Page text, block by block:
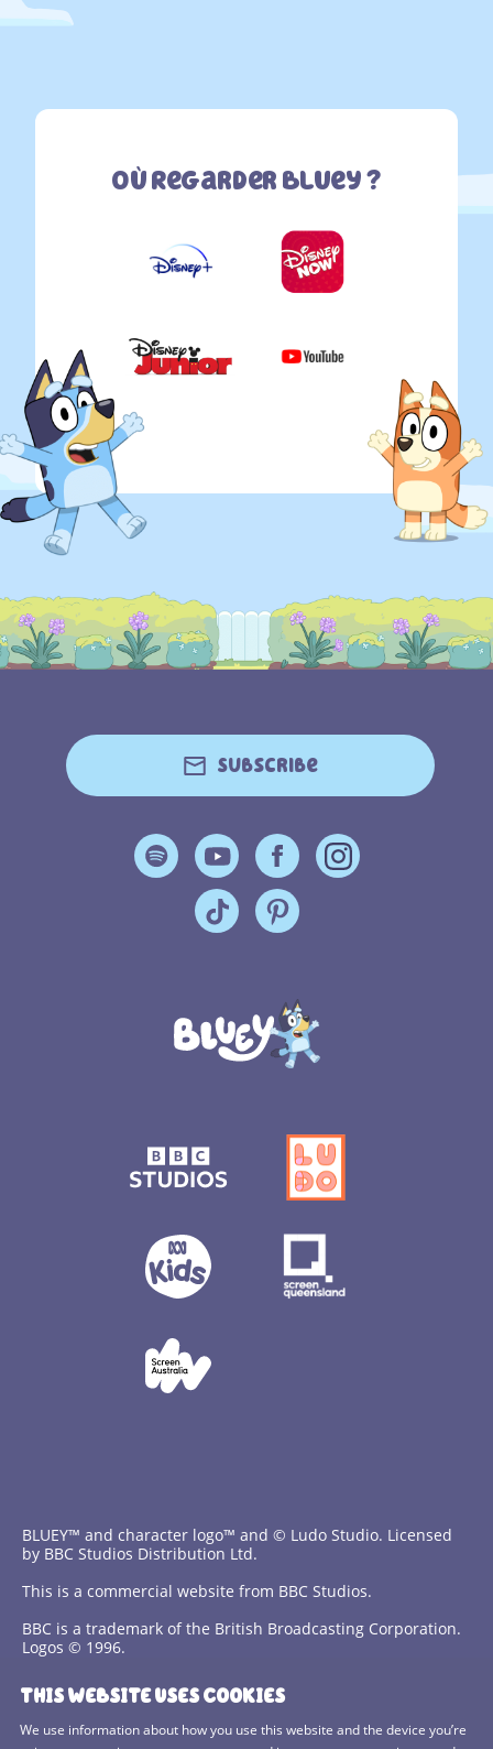
THIS WEBSITE USES COOKIES
We use information about how you use this website and the device you’re
Où Regarder Bluey ?
Subscribe
BLUEY™ and character logo™ and © Ludo Studio. Licensed
by BBC Studios Distribution Ltd.
This is a commercial website from BBC Studios.
BBC is a trademark of the British Broadcasting Corporation.
Logos © 1996.